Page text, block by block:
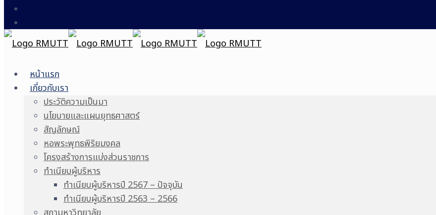
หน้าแรก
เกี่ยวกับเรา
ประวัติความเป็นมา
นโยบายและแผนยุทธศาสตร์
สัญลักษณ์
หอพระพุทธพิริยมงคล
โครงสร้างการแบ่งส่วนราชการ
ทำเนียบผู้บริหาร
ทำเนียบผู้บริหารปี 2567 – ปัจจุบัน
ทำเนียบผู้บริหารปี 2563 – 2566